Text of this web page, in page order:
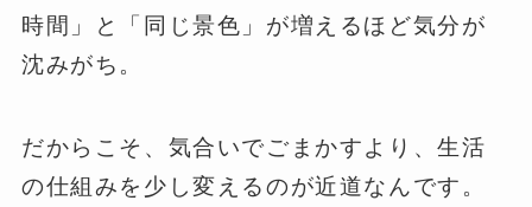
時間」と「同じ景色」が増えるほど気分が
沈みがち。
だからこそ、気合いでごまかすより、生活
の仕組みを少し変えるのが近道なんです。